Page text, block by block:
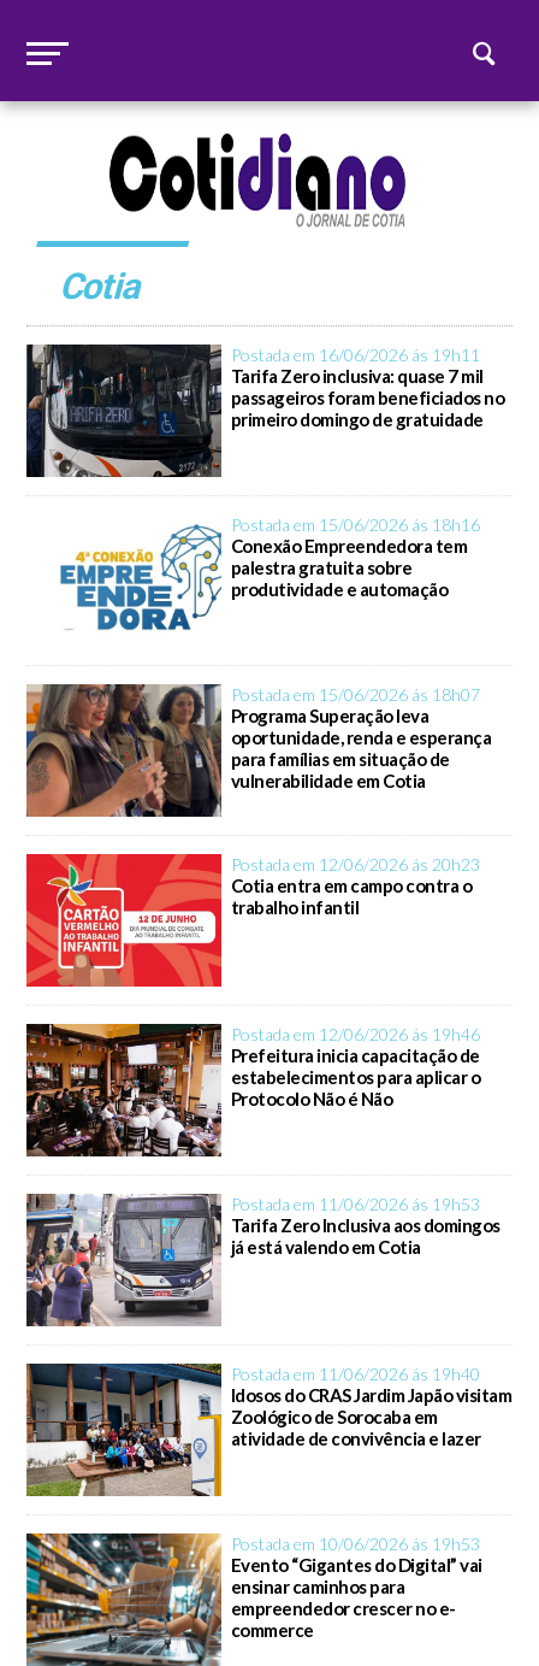
Cotia
Postada em 16/06/2026 ás 19h11
Tarifa Zero inclusiva: quase 7 mil
passageiros foram beneficiados no
primeiro domingo de gratuidade
Postada em 15/06/2026 ás 18h16
Conexão Empreendedora tem
palestra gratuita sobre
produtividade e automação
Postada em 15/06/2026 ás 18h07
Programa Superação leva
oportunidade, renda e esperança
para famílias em situação de
vulnerabilidade em Cotia
Postada em 12/06/2026 ás 20h23
Cotia entra em campo contra o
trabalho infantil
Postada em 12/06/2026 ás 19h46
Prefeitura inicia capacitação de
estabelecimentos para aplicar o
Protocolo Não é Não
Postada em 11/06/2026 ás 19h53
Tarifa Zero Inclusiva aos domingos
já está valendo em Cotia
Postada em 11/06/2026 ás 19h40
Idosos do CRAS Jardim Japão visitam
Zoológico de Sorocaba em
atividade de convivência e lazer
Postada em 10/06/2026 ás 19h53
Evento “Gigantes do Digital” vai
ensinar caminhos para
empreendedor crescer no e-
commerce